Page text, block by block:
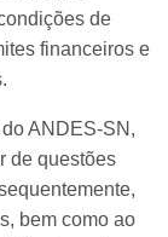
de
financeiros e
ANDES-SN,
de questões
bem como ao